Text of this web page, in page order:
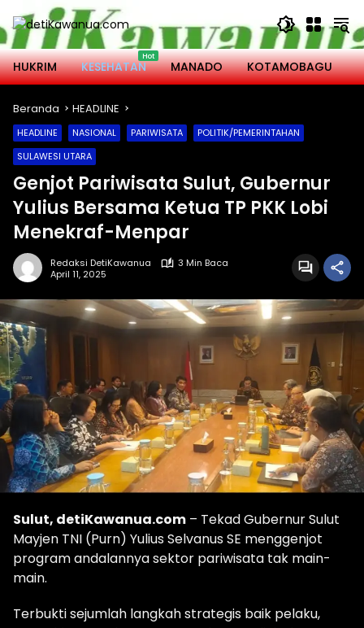
Langsung
ke
konten
HUKRIM
KESEHATAN MANADO KOTAMOBAGU
Beranda HEADLINE
HEADLINE NASIONAL PARIWISATA
POLITIK/PEMERINTAHAN
SULAWESI UTARA
Genjot Pariwisata Sulut, Gubernur
Yulius Bersama Ketua TP PKK Lobi
Menekraf-Menpar
Redaksi DetiKawanua
3 Min Baca
April 11, 2025
Sulut, detiKawanua.com – Tekad Gubernur Sulut
Mayjen TNI (Purn) Yulius Selvanus SE menggenjot
program andalannya sektor pariwisata tak main-
main.
Terbukti sejumlah langkah strategis baik pelaku,